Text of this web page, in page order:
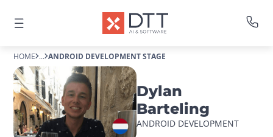
HOME ... ANDROID DEVELOPMENT STAGE
Dylan
Barteling
ANDROID DEVELOPMENT